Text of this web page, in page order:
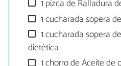
1 pizca de Ralladura
1 cucharada sopera
1 cucharada sopera
dietética